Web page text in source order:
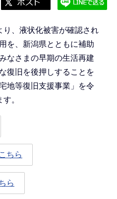
、液状化被害が確認され
を、新潟県とともに補助
なさまの早期の生活再建
復旧を後押しすることを
地等復旧支援事業」を令
。
ちら
ら